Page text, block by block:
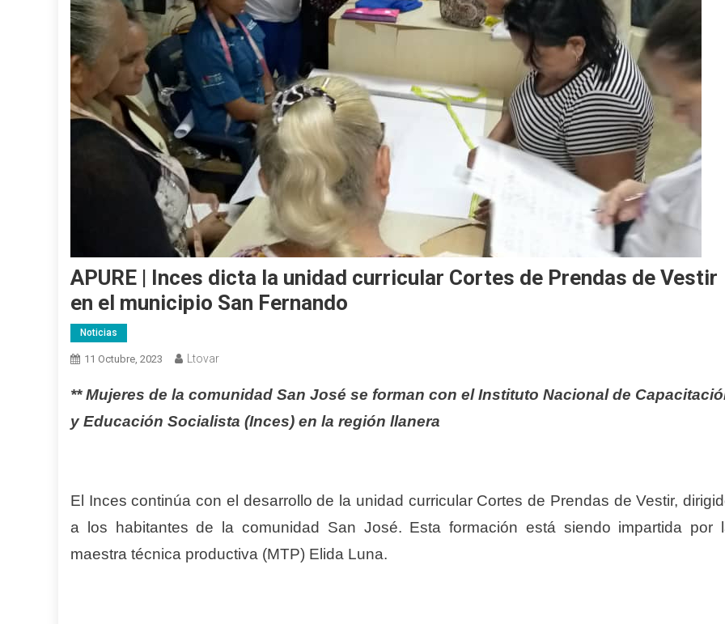
APURE | Inces dicta la unidad curricular Cortes de Prendas de Vestir
en el municipio San Fernando
Noticias
11 Octubre, 2023 Ltovar
** Mujeres de la comunidad San José se forman con el Instituto Nacional de
y Educación Socialista (Inces) en la región llanera
El Inces continúa con el desarrollo de la unidad curricular Cortes de Prendas de Vestir,
a los habitantes de la comunidad San José. Esta formación está siendo impartida por
maestra técnica productiva (MTP) Elida Luna.